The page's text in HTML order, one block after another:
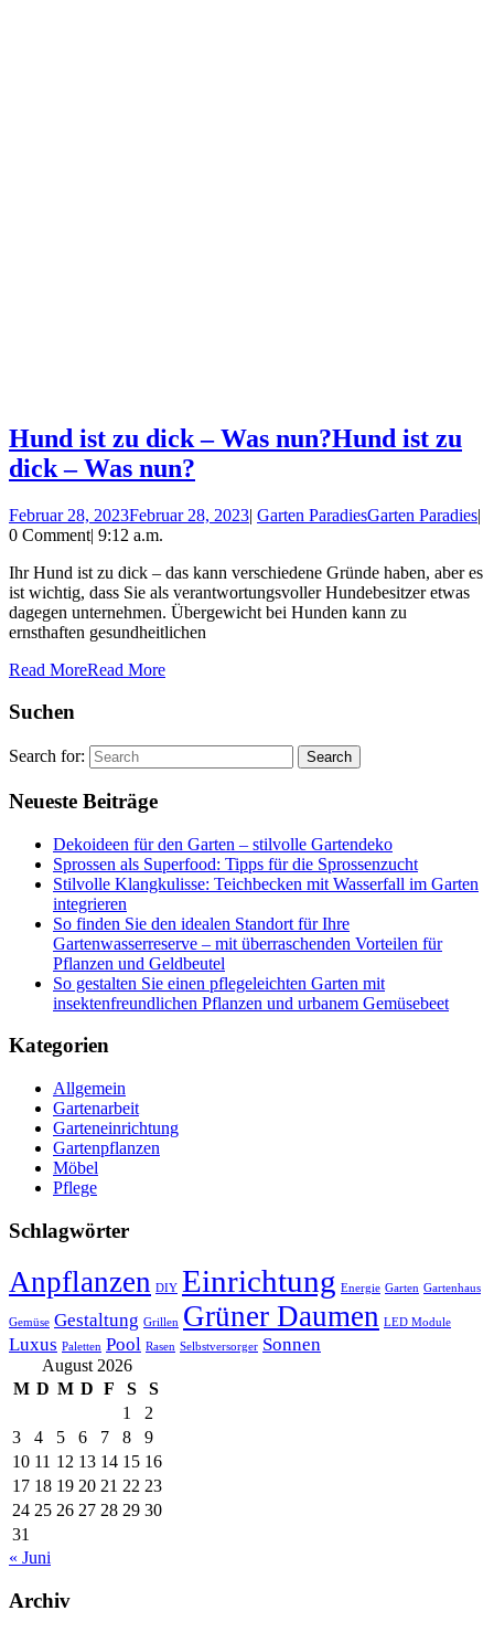
Hund ist zu dick – Was nun?Hund ist zu
dick – Was nun?
Februar 28, 2023Februar 28, 2023| Garten ParadiesGarten Paradies|
0 Comment| 9:12 a.m.
Ihr Hund ist zu dick – das kann verschiedene Gründe haben, aber es
ist wichtig, dass Sie als verantwortungsvoller Hundebesitzer etwas
dagegen unternehmen. Übergewicht bei Hunden kann zu
ernsthaften gesundheitlichen
Read MoreRead More
Suchen
Search for:
Neueste Beiträge
Dekoideen für den Garten – stilvolle Gartendeko
Sprossen als Superfood: Tipps für die Sprossenzucht
Stilvolle Klangkulisse: Teichbecken mit Wasserfall im Garten
integrieren
So finden Sie den idealen Standort für Ihre
Gartenwasserreserve – mit überraschenden Vorteilen für
Pflanzen und Geldbeutel
So gestalten Sie einen pflegeleichten Garten mit
insektenfreundlichen Pflanzen und urbanem Gemüsebeet
Kategorien
Allgemein
Gartenarbeit
Garteneinrichtung
Gartenpflanzen
Möbel
Pflege
Schlagwörter
Anpflanzen DIY Einrichtung Energie Garten Gartenhaus
Gemüse Gestaltung Grillen Grüner Daumen LED Module
Luxus Paletten Pool Rasen Selbstversorger Sonnen
August 2026
M D M D F S
S
1
2
3
4 5 6 7 8
9
10 11 12 13 14 15 16
17 18 19 20 21 22 23
24 25 26 27 28 29 30
31
« Juni
Archiv